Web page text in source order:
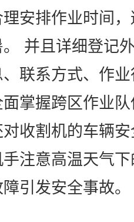
安排作业时间
并且详细登记
联系方式、作
掌握跨区作业
收割机的车辆
注意高温天气
引发安全事故。